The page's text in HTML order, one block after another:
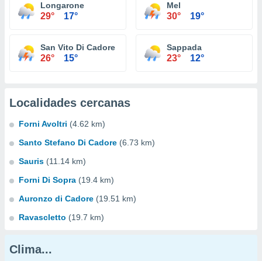
Longarone
29° 17°
Mel
30° 19°
San Vito Di Cadore
26° 15°
Sappada
23° 12°
Localidades cercanas
Forni Avoltri (4.62 km)
Santo Stefano Di Cadore (6.73 km)
Sauris (11.14 km)
Forni Di Sopra (19.4 km)
Auronzo di Cadore (19.51 km)
Ravascletto (19.7 km)
Clima...